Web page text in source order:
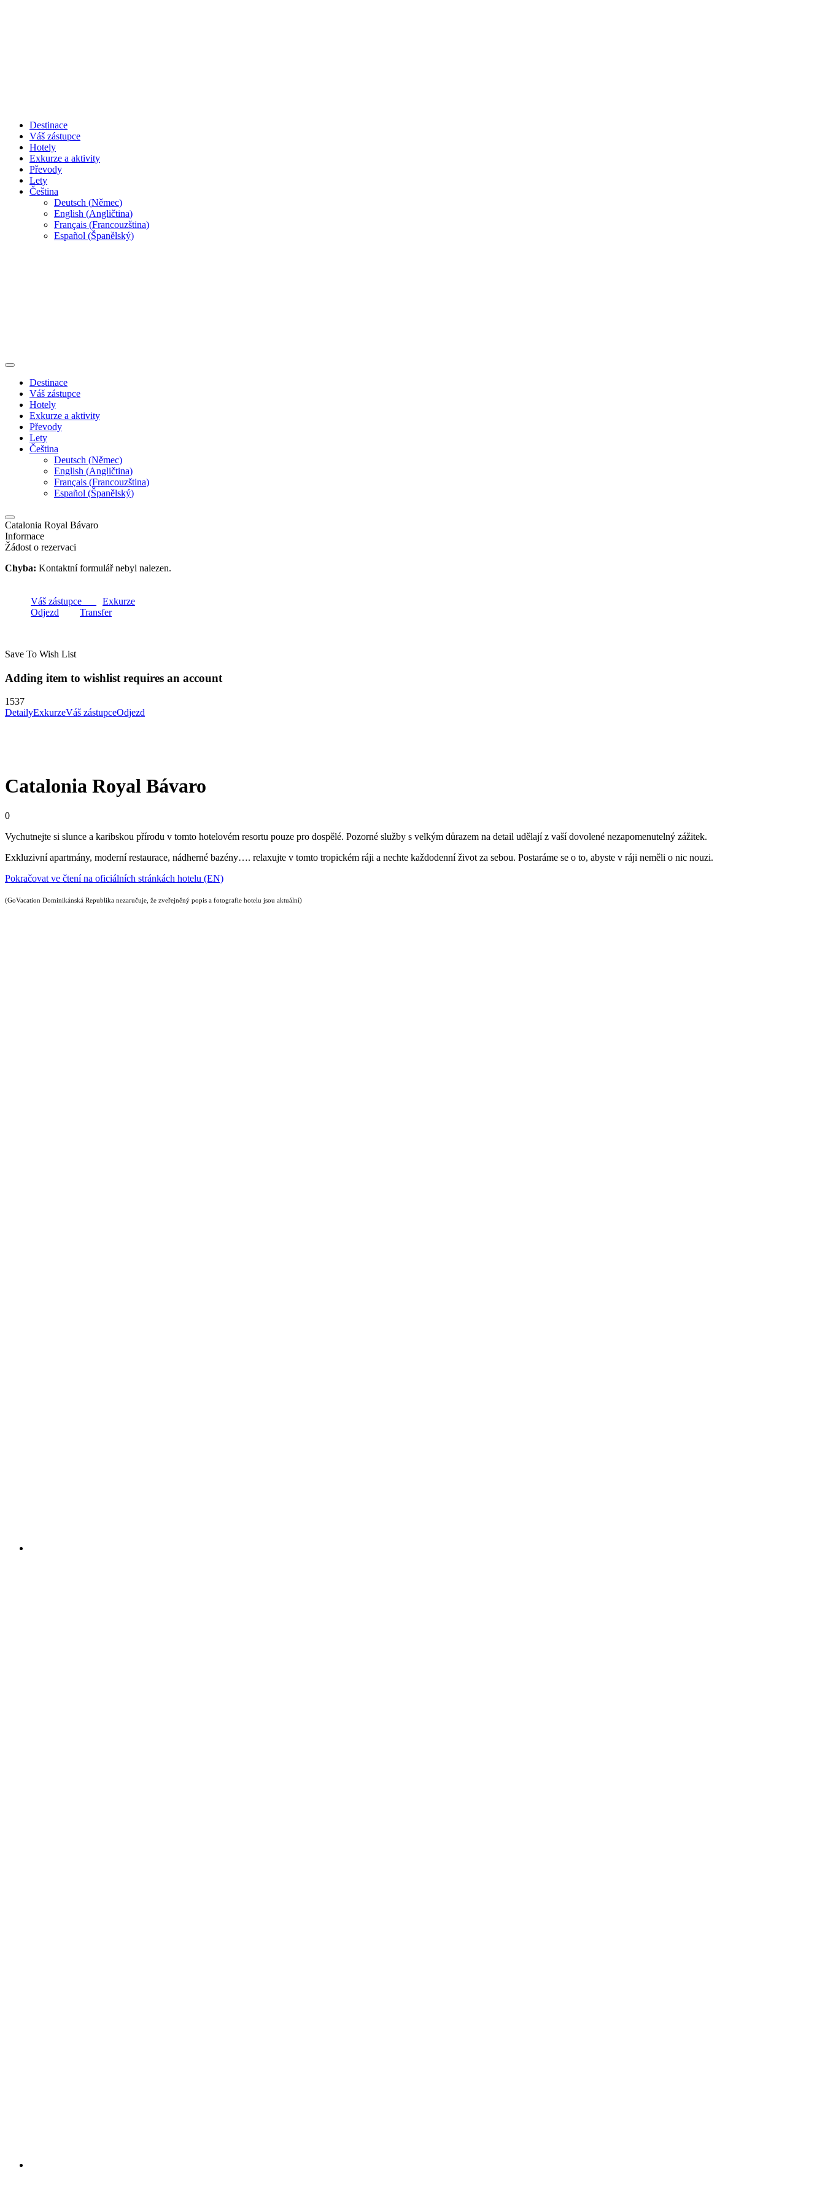
Destinace
Váš zástupce
Hotely
Exkurze a aktivity
Převody
Lety
Čeština
Deutsch (Němec)
English (Angličtina)
Français (Francouzština)
Español (Španělský)
Destinace
Váš zástupce
Hotely
Exkurze a aktivity
Převody
Lety
Čeština
Deutsch (Němec)
English (Angličtina)
Français (Francouzština)
Español (Španělský)
Catalonia Royal Bávaro
Informace
Žádost o rezervaci
Chyba: Kontaktní formulář nebyl nalezen.
Váš zástupce
Exkurze
Odjezd
Transfer
Save To Wish List
Adding item to wishlist requires an account
1537
DetailyExkurzeVáš zástupceOdjezd
Catalonia Royal Bávaro
0
Vychutnejte si slunce a karibskou přírodu v tomto hotelovém resortu pouze pro dospělé. Pozorné služby s velkým důrazem na detail udělají z vaší dovolené nezapomenutelný zážitek.
Exkluzivní apartmány, moderní restaurace, nádherné bazény…. relaxujte v tomto tropickém ráji a nechte každodenní život za sebou. Postaráme se o to, abyste v ráji neměli o nic nouzi.
Pokračovat ve čtení na oficiálních stránkách hotelu (EN)
(GoVacation Dominikánská Republika nezaručuje, že zveřejněný popis a fotografie hotelu jsou aktuální)